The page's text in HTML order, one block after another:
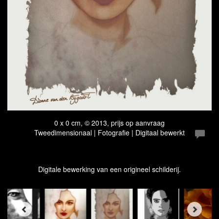
0 x 0 cm, © 2013, prijs op aanvraag
Tweedimensionaal | Fotografie | Digitaal bewerkt
Digitale bewerking van een origineel schilderij.